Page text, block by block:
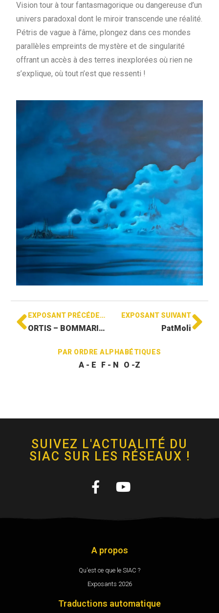
Vision tour à tour fantasmagorique ou dangereuse d’un
univers paradoxal dont le miroir transcende une réalité.
Pétris de vague à l’âme, plongez dans ces mondes
parallèles empreints de mystère et de singularité
offrant un accès à des terres inexplorées où rien ne
s’explique, où tout n’est que ressenti !
EXPOSANT PRÉCÉDENT
ORTIS – BOMMARITO
EXPOSANT SUIVANT
PatMoli
PAR ORDRE ALPHABÉTIQUES
A - E F - N O -Z
SUIVEZ L'ACTUALITÉ DU
SIAC SUR LES RÉSEAUX !
A propos
Qu'est ce que le SIAC ?
Exposants 2026
Traductions automatique